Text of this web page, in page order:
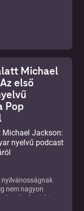
Michael
első
Pop
Jackson:
nyelvű podcast
nyilvánosságnak
nem nagyon
az énekest ért